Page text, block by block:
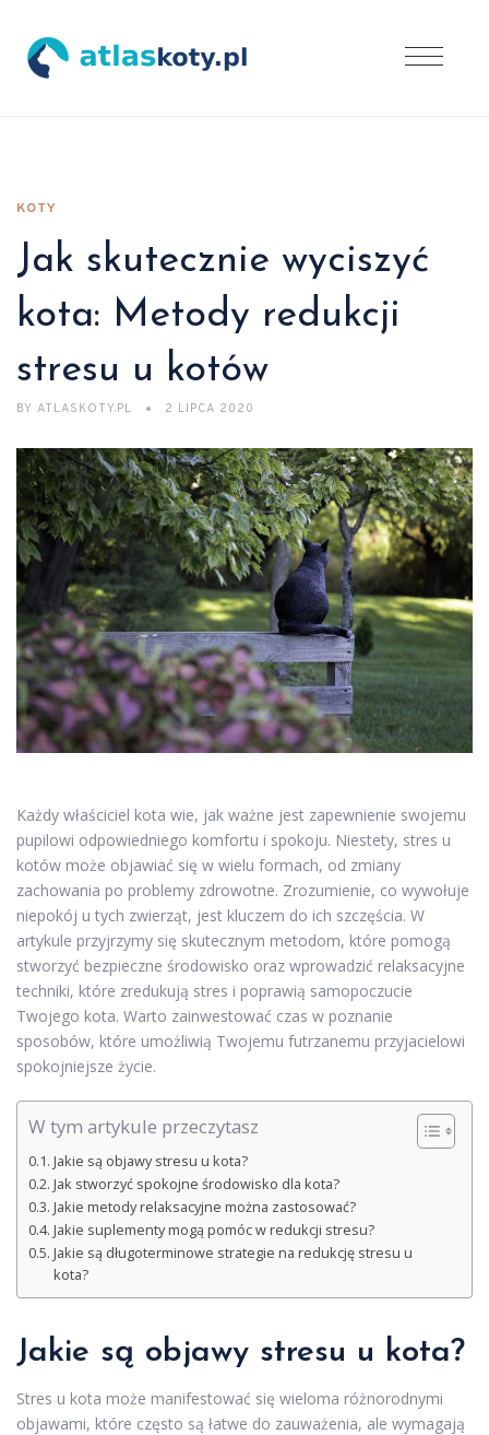
KOTY
Jak skutecznie wyciszyć
kota: Metody redukcji
stresu u kotów
BY ATLASKOTY.PL 2 LIPCA 2020
Każdy właściciel kota wie, jak ważne jest zapewnienie swojemu
pupilowi odpowiedniego komfortu i spokoju. Niestety, stres u
kotów może objawiać się w wielu formach, od zmiany
zachowania po problemy zdrowotne. Zrozumienie, co wywołuje
niepokój u tych zwierząt, jest kluczem do ich szczęścia. W
artykule przyjrzymy się skutecznym metodom, które pomogą
stworzyć bezpieczne środowisko oraz wprowadzić relaksacyjne
techniki, które zredukują stres i poprawią samopoczucie
Twojego kota. Warto zainwestować czas w poznanie
sposobów, które umożliwią Twojemu futrzanemu przyjacielowi
spokojniejsze życie.
W tym artykule przeczytasz
Jakie są objawy stresu u kota?
Jak stworzyć spokojne środowisko dla kota?
Jakie metody relaksacyjne można zastosować?
Jakie suplementy mogą pomóc w redukcji stresu?
Jakie są długoterminowe strategie na redukcję stresu u
kota?
Jakie są objawy stresu u kota?
Stres u kota może manifestować się wieloma różnorodnymi
objawami, które często są łatwe do zauważenia, ale wymagają